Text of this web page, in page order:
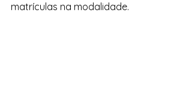
matrículas na modalidade.